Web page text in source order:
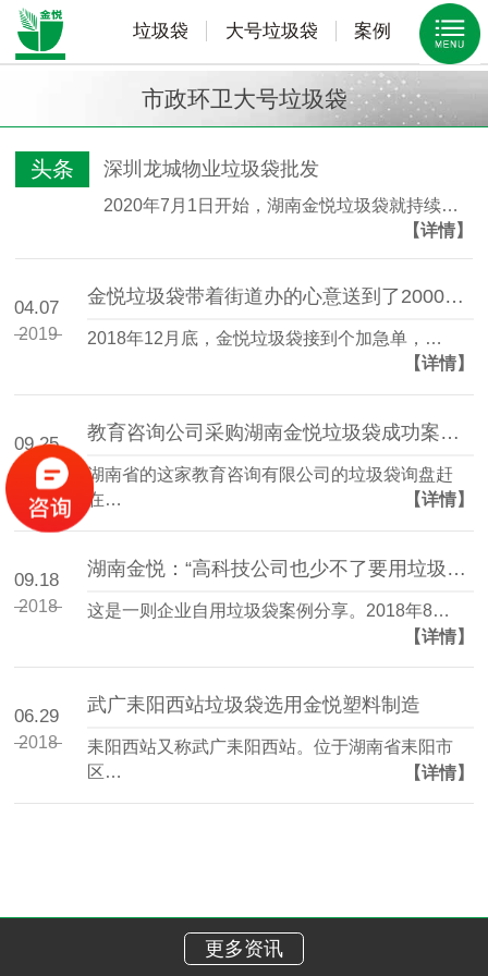
垃圾袋 大号垃圾袋 案例
市政环卫大号垃圾袋
头条 深圳龙城物业垃圾袋批发
2020年7月1日开始，湖南金悦垃圾袋就持续…
【详情】
04.07
2019
金悦垃圾袋带着街道办的心意送到了20000居民手中！
2018年12月底，金悦垃圾袋接到个加急单，…
【详情】
09.25
2018
教育咨询公司采购湖南金悦垃圾袋成功案例分享
湖南省的这家教育咨询有限公司的垃圾袋询盘赶
在…
【详情】
09.18
2018
湖南金悦：“高科技公司也少不了要用垃圾袋！”
这是一则企业自用垃圾袋案例分享。2018年8…
【详情】
06.29
2018
武广耒阳西站垃圾袋选用金悦塑料制造
耒阳西站又称武广耒阳西站。位于湖南省耒阳市
区…
【详情】
更多资讯